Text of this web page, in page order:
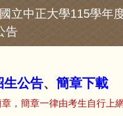
立中正大學115學年
告
生公告、 簡章下載
，簡章一律由考生自行上